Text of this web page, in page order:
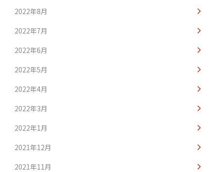
2022年8月
2022年7月
2022年6月
2022年5月
2022年4月
2022年3月
2022年1月
2021年12月
2021年11月